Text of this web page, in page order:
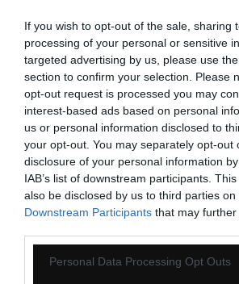
If you wish to opt-out of the sale, sharing
processing of your personal or sensitive
targeted advertising by us, please use
section to confirm your selection. Please
opt-out request is processed you may
interest-based ads based on personal
us or personal information disclosed to
your opt-out. You may separately opt-out
disclosure of your personal information
IAB’s list of downstream participants.
also be disclosed by us to third parties on
Downstream Participants that may
Personal Data Processing Opt Outs